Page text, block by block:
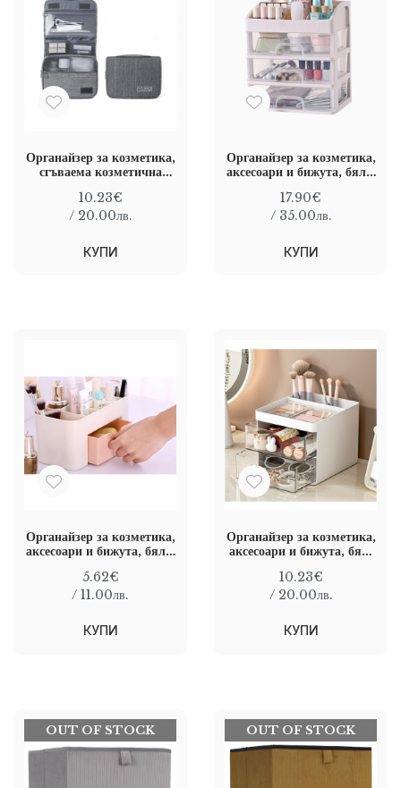
Органайзер за козметика,
сгъваема козметична
Сив, 23 х 19 см
10.23€
/ 20.00лв.
КУПИ
Органайзер за козметика,
аксесоари и бижута, бял с
23,3 x 17 x 26,8 cm
17.90€
/ 35.00лв.
КУПИ
Органайзер за козметика,
аксесоари и бижута, бял с
10,5 x 10 cm
5.62€
/ 11.00лв.
КУПИ
Органайзер за козметика,
аксесоари и бижута, бял,
10.23€
/ 20.00лв.
КУПИ
OUT OF STOCK OUT OF STOCK